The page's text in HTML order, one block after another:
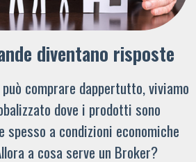
diventano risposte
comprare dappertutto, viviamo
dove i prodotti sono
spesso a condizioni economiche
a cosa serve un Broker?